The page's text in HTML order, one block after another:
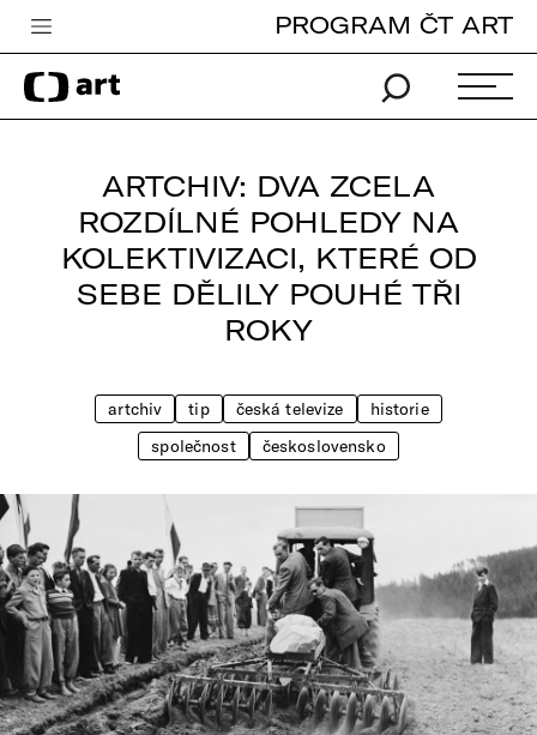
Česká televize
Zpravodajství
iVysílání
TV program
Pro děti
PROGRAM ČT ART
ARTCHIV: DVA ZCELA
ROZDÍLNÉ POHLEDY NA
KOLEKTIVIZACI, KTERÉ OD
SEBE DĚLILY POUHÉ TŘI
ROKY
artchiv tip česká televize
historie
společnost
československo